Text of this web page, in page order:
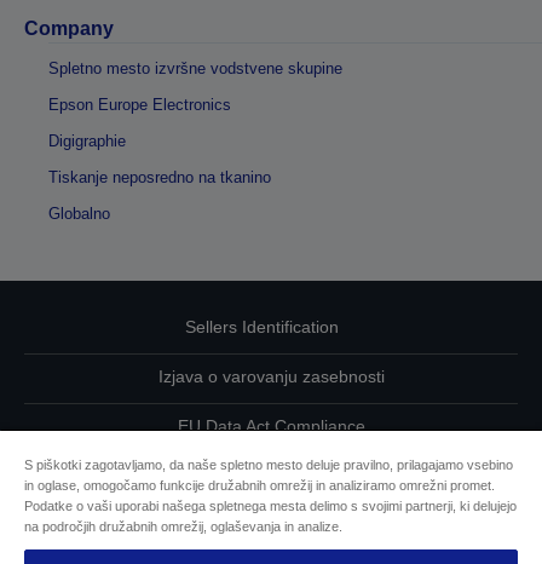
Company
Spletno mesto izvršne vodstvene skupine
Epson Europe Electronics
Digigraphie
Tiskanje neposredno na tkanino
Globalno
Sellers Identification
Izjava o varovanju zasebnosti
EU Data Act Compliance
Kontaktirajte nas glede svojih podatkov
Informacije o piškotkih
S piškotki zagotavljamo, da naše spletno mesto deluje pravilno, prilagajamo vsebino
in oglase, omogočamo funkcije družabnih omrežij in analiziramo omrežni promet.
Podatke o vaši uporabi našega spletnega mesta delimo s svojimi partnerji, ki delujejo
na področjih družabnih omrežij, oglaševanja in analize.